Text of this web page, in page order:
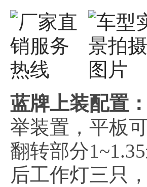
蓝牌上装配置：
举装置，平板
翻转部分
后工作灯三只